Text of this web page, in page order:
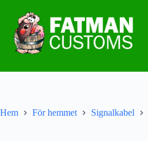
Hem För hemmet Signalkabel